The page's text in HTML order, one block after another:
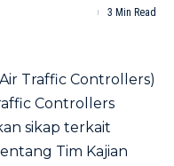
3 Min Read
Traffic Controllers)
Controllers
sikap terkait
Tim Kajian